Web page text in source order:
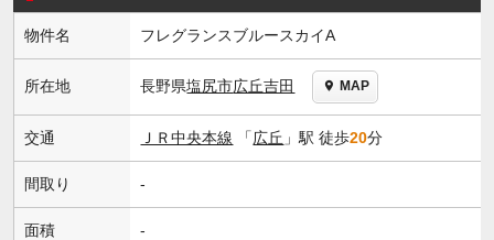
物件名 フレグランスブルースカイA
所在地 長野県塩尻市広丘吉田 MAP
交通 ＪＲ中央本線 「広丘 」駅 徒歩20分
間取り -
面積 -